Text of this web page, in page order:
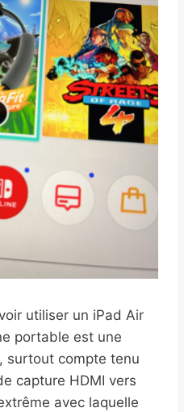
utiliser un iPad Air
portable est une
surtout compte tenu
capture HDMI vers
avec laquelle